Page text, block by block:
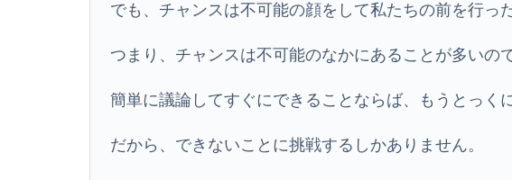
でも、チャンスは不可能の顔をして私たちの前を行っ
つまり、チャンスは不可能のなかにあることが多いので
簡単に議論してすぐにできることならば、もうとっく
だから、できないことに挑戦するしかありません。